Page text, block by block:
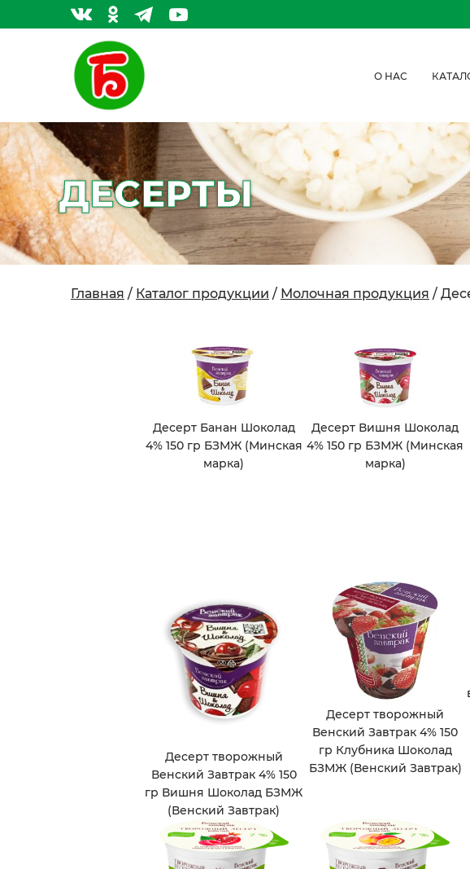
О НАС
ДЕСЕРТЫ
Главная / Каталог продукции / Молочная продукция /
Десерт Банан Шоколад
4% 150 гр БЗМЖ (Минская
марка)
Десерт Вишня Шоколад
4% 150 гр БЗМЖ (Минская
марка)
Десерт творожный
Венский Завтрак 4% 150
гр Вишня Шоколад БЗМЖ
(Венский Завтрак)
Десерт творожный
Венский Завтрак 4% 150
гр Клубника Шоколад
БЗМЖ (Венский Завтрак)